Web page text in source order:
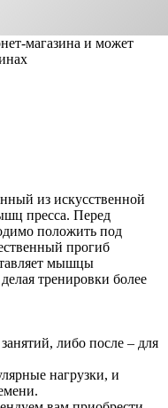
магазина и может
из искусственной
пресса. Перед
положить под
прогиб
мышцы
тренировки более
либо после – для
нагрузки, и